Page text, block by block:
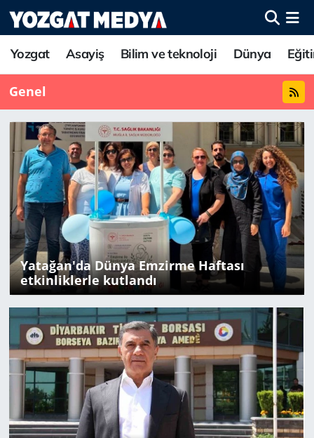
Yozgat Asayiş Bilim ve teknoloji Dünya
Genel
Yatağan'da Dünya Emzirme Haftası
etkinliklerle kutlandı